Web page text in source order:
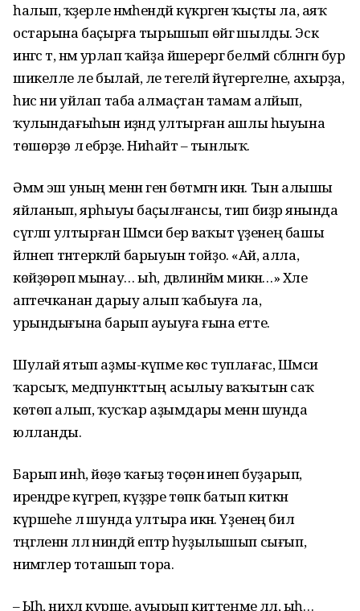
һалып, ҡәҙерле нәмәһендәй күкрәгенә ҡыҫты ла, аяҡ
остарына баҫырға тырышып өйгә шылды. Эскә
ингәс тә, нәмә урлап ҡайҙа йәшерергә белмәй сәбәләнгән бур
шикелле әле былай, әле тегеләй йүгергеләне, ахырҙа,
һис ни уйлап таба алмаҫтан тамам алйып,
ҡулындағыһын иҙәндә ултырған ашлы һыуына
төшөрҙө лә ебәрҙе. Ниһайәт – тынлыҡ.
Әммә эш уның менән генә бөтмәгән икән. Тын алышы
яйланып, ярһыуы баҫылғансы, тип биҙрә янында
сүгәләп ултырған Шәмсиә бер ваҡыт үҙенең башы
әйләнеп тәнтерәкләй барыуын тойҙо. «Ай, алла,
көйҙөрөп мынау… ыһ, дәвлинйәм микән…» Хәле
аптечканан дарыу алып ҡабыуға ла,
урындығына барып ауыуға ғына етте.
Шулай ятып аҙмы-күпме көс туплағас, Шәмсиә
ҡарсыҡ, медпункттың асылыу ваҡытын саҡ
көтөп алып, ҡусҡар аҙымдары менән шунда
юлланды.
Барып инһә, йөҙө ҡағыҙ төҫөнә инеп буҙарып,
ирендәре күгәреп, күҙҙәре төпкә батып киткән
күршеһе лә шунда ултыра икән. Үҙенең бил
тәңгәленән әллә ниндәй ептәр һуҙылышып сығып,
нимәгәлер тоташып тора.
– Ыһ, нихәл күрше, ауырып киттеңме әллә, ыһ…